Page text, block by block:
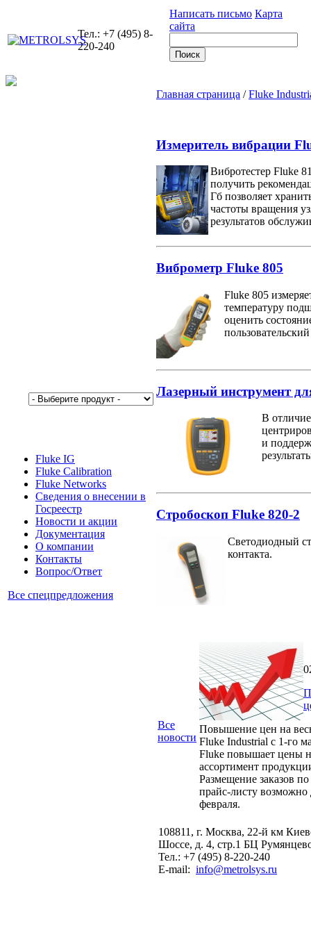
Тел.: +7 (495) 8-
220-240
Написать письмо Карта
сайта
Fluke IG
Fluke Calibration
Fluke Networks
Сведения о внесении в
Госреестр
Новости и акции
Документация
О компании
Контакты
Вопрос/Ответ
Все спецпредложения
Главная страница /Fluke
Измеритель вибрации
Вибротестер Fluke
получить
Гб позволяет
частоты вращения
результатов
Виброметр Fluke 805
Fluke 805
температуру
оценить
Лазерный инструмент
В
и
Cтробоскоп Fluke 820-2
Светодиодный
контакта.
Все
новости
Повышение цен на
Fluke Industrial с 1-го
Fluke повышает цены
ассортимент
Размещение заказов
прайс-листу возможно
февраля.
108811, г. Москва, 22-й км
Шоссе, д. 4, стр.1 БЦ
Тел.: +7 (495) 8-220-240
E-mail: info@metrolsys.ru